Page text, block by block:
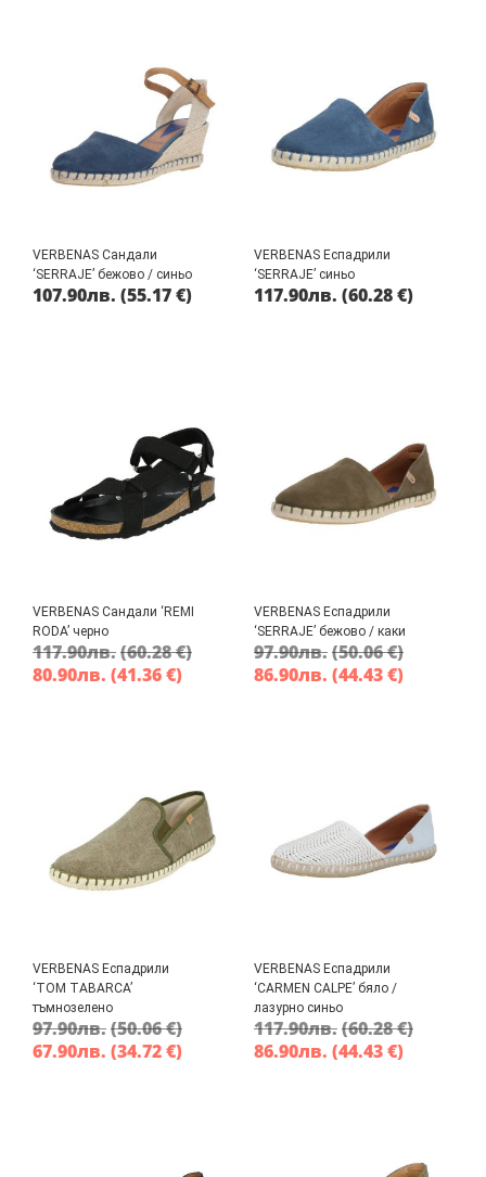
VERBENAS Сандали
‘SERRAJE’ бежово / синьо
107.90лв. (55.17 €)
VERBENAS Еспадрили
‘SERRAJE’ синьо
117.90лв. (60.28 €)
VERBENAS Сандали ‘REMI
RODA’ черно
117.90лв.(60.28 €)
80.90лв. (41.36 €)
VERBENAS Еспадрили
‘SERRAJE’ бежово / каки
97.90лв.(50.06 €)
86.90лв. (44.43 €)
VERBENAS Еспадрили
‘TOM TABARCA’
тъмнозелено
97.90лв.(50.06 €)
67.90лв. (34.72 €)
VERBENAS Еспадрили
‘CARMEN CALPE’ бяло /
лазурно синьо
117.90лв.(60.28 €)
86.90лв. (44.43 €)